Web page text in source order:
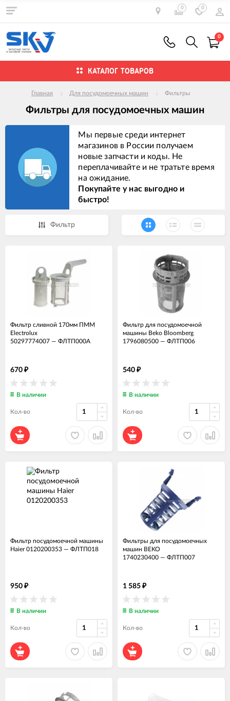
0 0
0
КАТАЛОГ ТОВАРОВ
Главная Для посудомоечных машин Фильтры
Фильтры для посудомоечных машин
Мы первые среди интернет
магазинов в России получаем
новые запчасти и коды. Не
переплачивайте и не тратьте время
на ожидание.
Покупайте у нас выгодно и
быстро!
Фильтр
Фильтр сливной 170мм ПММ
Electrolux
50297774007 — ФЛТП000А
670 ₽
В наличии
Кол-во
Фильтр для посудомоечной
машины Beko Bloomberg
1796080500 — ФЛТП006
540 ₽
В наличии
Кол-во
Фильтр посудомоечной машины
Haier 0120200353 — ФЛТП018
950 ₽
В наличии
Кол-во
Фильтры для посудомоечных
машин BEKO
1740230400 — ФЛТП007
1 585 ₽
В наличии
Кол-во